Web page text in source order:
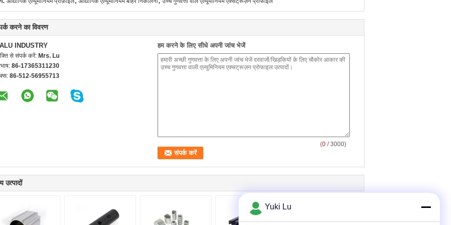
करने का विवरण
INDUSTRY
से संपर्क करें: Mrs. Lu
86-17365311230
86-512-56955713
हम करने के लिए सीधे अपनी जांच भेजें
(0 / 3000)
उत्पादों
Yuki Lu